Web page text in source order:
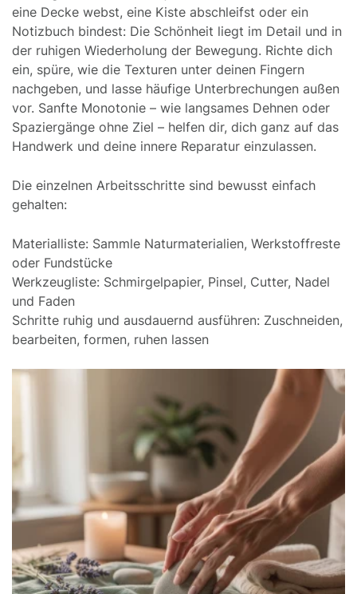
eine Decke webst, eine Kiste abschleifst oder ein
Notizbuch bindest: Die Schönheit liegt im Detail und in
der ruhigen Wiederholung der Bewegung. Richte dich
ein, spüre, wie die Texturen unter deinen Fingern
nachgeben, und lasse häufige Unterbrechungen außen
vor. Sanfte Monotonie – wie langsames Dehnen oder
Spaziergänge ohne Ziel – helfen dir, dich ganz auf das
Handwerk und deine innere Reparatur einzulassen.
Die einzelnen Arbeitsschritte sind bewusst einfach
gehalten:
Materialliste: Sammle Naturmaterialien, Werkstoffreste
oder Fundstücke
Werkzeugliste: Schmirgelpapier, Pinsel, Cutter, Nadel
und Faden
Schritte ruhig und ausdauernd ausführen: Zuschneiden,
bearbeiten, formen, ruhen lassen